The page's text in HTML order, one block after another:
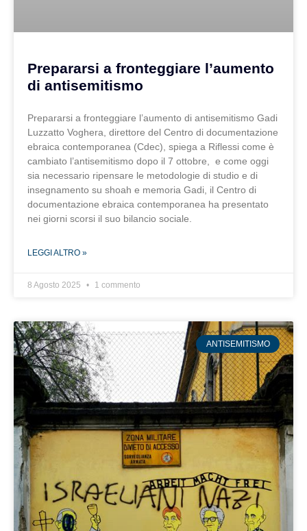
Prepararsi a fronteggiare l’aumento
di antisemitismo
Prepararsi a fronteggiare l’aumento di antisemitismo Gadi
Luzzatto Voghera, direttore del Centro di documentazione
ebraica contemporanea (Cdec), spiega a Riflessi come è
cambiato l’antisemitismo dopo il 7 ottobre, e come oggi
sia necessario ripensare le metodologie di studio e di
insegnamento su shoah e memoria Gadi, il Centro di
documentazione ebraica contemporanea ha presentato
nei giorni scorsi il suo bilancio sociale.
LEGGI ALTRO »
8 Agosto 2025 1 commento
ANTISEMITISMO